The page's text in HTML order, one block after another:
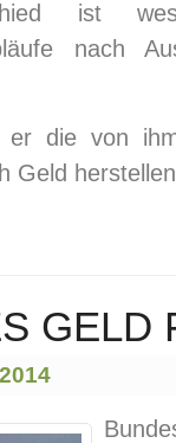
ist
nach
er die von
Geld
GELD
2014